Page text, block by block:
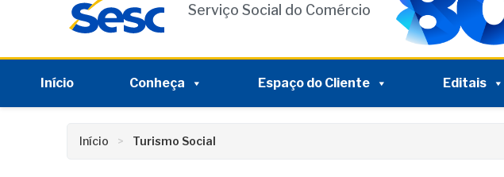
Serviço Social do Comércio
Início Conheça Espaço do Cliente Editais
Início Turismo Social